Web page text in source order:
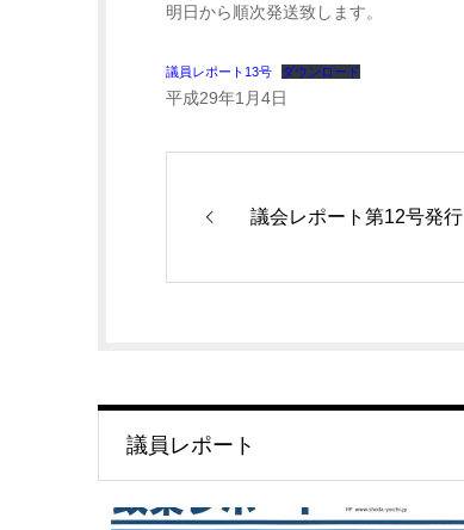
明日から順次発送致します。
議員レポート13号 ダウンロード
平成29年1月4日
議会レポート第12号発行
議員レポート